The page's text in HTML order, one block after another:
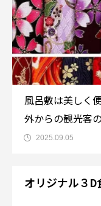
風呂敷は美しく
外からの観光客
てます。商品情
2025.09.05
オリジナル３